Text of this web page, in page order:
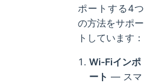
ポートする4つ
の方法をサポー
トしています：
Wi-Fiインポ
ート — スマ